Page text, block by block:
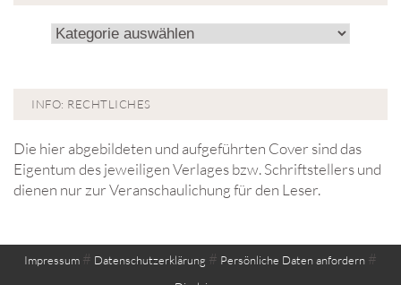
Kategorien
INFO: RECHTLICHES
Die hier abgebildeten und aufgeführten Cover sind das
Eigentum des jeweiligen Verlages bzw. Schriftstellers und
dienen nur zur Veranschaulichung für den Leser.
Impressum # Datenschutzerklärung # Persönliche Daten anfordern #